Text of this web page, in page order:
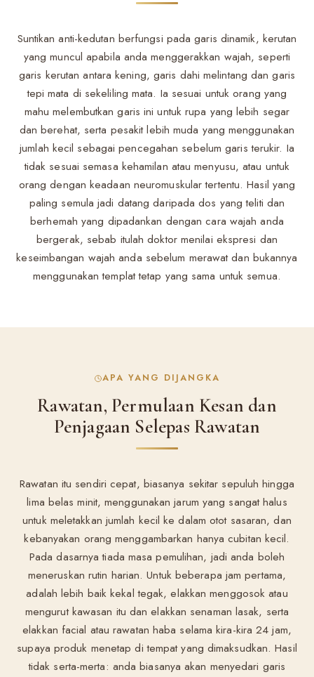
Suntikan anti-kedutan berfungsi pada garis dinamik, kerutan
yang muncul apabila anda menggerakkan wajah, seperti
garis kerutan antara kening, garis dahi melintang dan garis
tepi mata di sekeliling mata. Ia sesuai untuk orang yang
mahu melembutkan garis ini untuk rupa yang lebih segar
dan berehat, serta pesakit lebih muda yang menggunakan
jumlah kecil sebagai pencegahan sebelum garis terukir. Ia
tidak sesuai semasa kehamilan atau menyusu, atau untuk
orang dengan keadaan neuromuskular tertentu. Hasil yang
paling semula jadi datang daripada dos yang teliti dan
berhemah yang dipadankan dengan cara wajah anda
bergerak, sebab itulah doktor menilai ekspresi dan
keseimbangan wajah anda sebelum merawat dan bukannya
menggunakan templat tetap yang sama untuk semua.
APA YANG DIJANGKA
Rawatan, Permulaan Kesan dan
Penjagaan Selepas Rawatan
Rawatan itu sendiri cepat, biasanya sekitar sepuluh hingga
lima belas minit, menggunakan jarum yang sangat halus
untuk meletakkan jumlah kecil ke dalam otot sasaran, dan
kebanyakan orang menggambarkan hanya cubitan kecil.
Pada dasarnya tiada masa pemulihan, jadi anda boleh
meneruskan rutin harian. Untuk beberapa jam pertama,
adalah lebih baik kekal tegak, elakkan menggosok atau
mengurut kawasan itu dan elakkan senaman lasak, serta
elakkan facial atau rawatan haba selama kira-kira 24 jam,
supaya produk menetap di tempat yang dimaksudkan. Hasil
tidak serta-merta: anda biasanya akan menyedari garis